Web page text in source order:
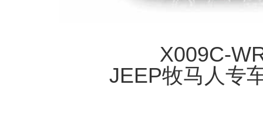
X009C-
JEEP牧马人专